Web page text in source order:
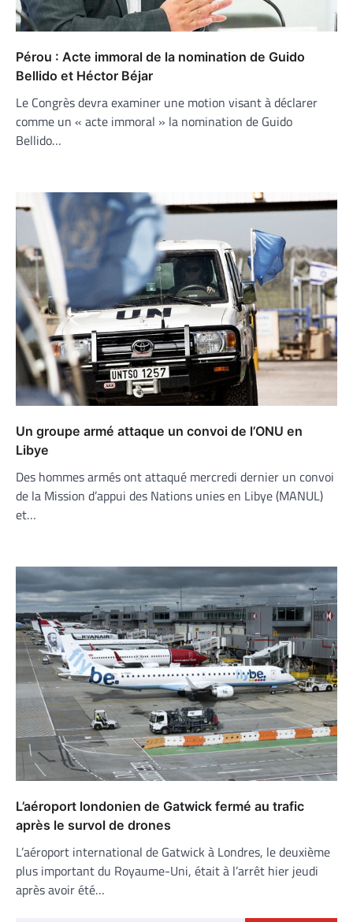
Pérou : Acte immoral de la nomination de Guido
Bellido et Héctor Béjar
Le Congrès devra examiner une motion visant à déclarer
comme un « acte immoral » la nomination de Guido
Bellido…
Un groupe armé attaque un convoi de l’ONU en
Libye
Des hommes armés ont attaqué mercredi dernier un convoi
de la Mission d’appui des Nations unies en Libye (MANUL)
et…
L’aéroport londonien de Gatwick fermé au trafic
après le survol de drones
L’aéroport international de Gatwick à Londres, le deuxième
plus important du Royaume-Uni, était à l’arrêt hier jeudi
après avoir été…